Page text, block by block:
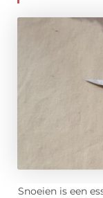
Snoeien is een